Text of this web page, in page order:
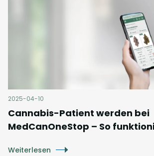
2025-04-10
Cannabis-Patient werden bei
MedCanOneStop – So
Weiterlesen